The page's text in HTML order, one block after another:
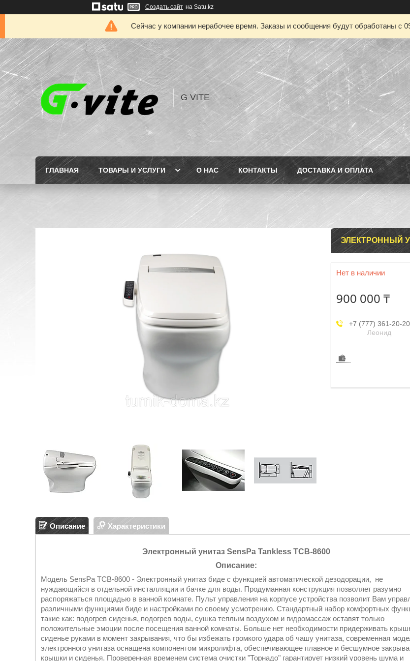
Создать сайт на Satu.kz
Сейчас у компании нерабочее время. Заказы и сообщения будут обработаны с
G VITE
ГЛАВНАЯ ТОВАРЫ И УСЛУГИ О НАС КОНТАКТЫ ДОСТАВКА И ОПЛАТА
ЭЛЕКТРОННЫЙ
Нет в наличии
900 000 ₸
+7 (777) 361-20-20
Леонид
Описание Характеристики
Электронный унитаз SensPa Tankless TCB-8600
Описание:
Модель SensPa TCB-8600 - Электронный унитаз биде с функцией автоматической дезодорации, не
нуждающийся в отдельной инсталляции и бачке для воды. Продуманная конструкция позволяет разумно
распоряжаться площадью в ванной комнате. Пульт управления на корпусе устройства позволит Вам
различными функциями биде и настройками по своему усмотрению. Стандартный набор комфортных
такие как: подогрев сиденья, подогрев воды, сушка теплым воздухом и гидромассаж оставят только
положительные эмоции после посещения ванной комнаты. Больше нет необходимости придерживать
сиденье руками в момент закрывания, что бы избежать громкого удара об чашу унитаза, современная
электронного унитаза оснащена компонентом микролифта, обеспечивающее плавное и бесшумное
крышки и сиденья. Проверенная временем система очистки "Торнадо" гарантирует низкий уровень шума и